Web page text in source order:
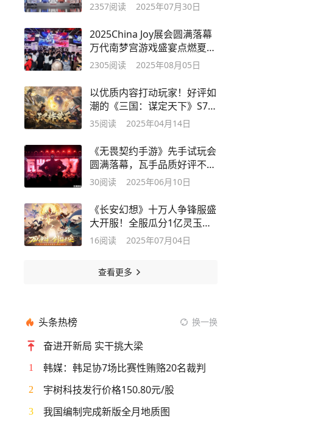
2357阅读 2025年07月30日
2025China Joy展会圆满落幕
万代南梦宫游戏盛宴点燃夏日
激情
2305阅读 2025年08月05日
以优质内容打动玩家！好评如
潮的《三国：谋定天下》S7赛
季已上线
35阅读 2025年04月14日
《无畏契约手游》先手试玩会
圆满落幕，瓦手品质好评不
断！
30阅读 2025年06月10日
《长安幻想》十万人争锋服盛
大开服！全服瓜分1亿灵玉，
热血开战
16阅读 2025年07月04日
查看更多
头条热榜 换一换
奋进开新局 实干挑大梁
1 韩媒：韩足协7场比赛性贿赂20名裁判
2 宇树科技发行价格150.80元/股
3 我国编制完成新版全月地质图